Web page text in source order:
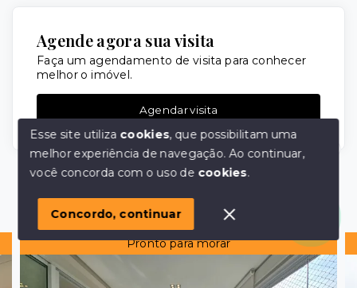
Agende agora sua visita
Faça um agendamento de visita para conhecer
melhor o imóvel.
Agendar visita
Imóveis similares
Pronto para morar
Olá! em posso ajudar?
Esse site utiliza cookies, que possibilitam uma
melhor experiência de navegação.Ao continuar,
você concorda com o uso de cookies.
Concordo, continuar